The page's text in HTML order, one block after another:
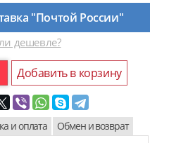
"Почтой России"
дешевле?
Добавить в корзину
и оплата Обмен и возврат